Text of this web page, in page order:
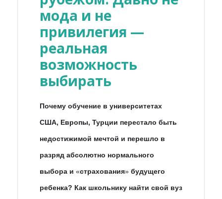
мода и не
привилегия —
реальная
возможность
выбирать
Почему обучение в университетах
США, Европы, Турции перестало быть
недостижимой мечтой и перешло в
разряд абсолютно нормального
выбора и «страхования» будущего
ребенка? Как школьнику найти свой вуз